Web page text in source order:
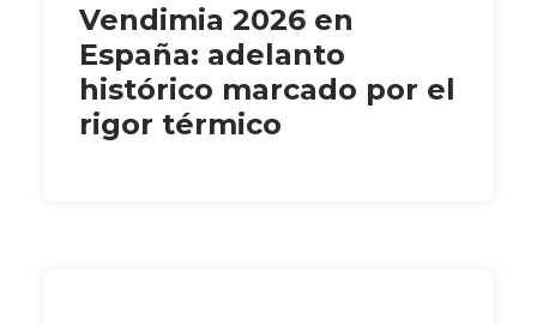
Vendimia 2026 en
España: adelanto
histórico marcado por el
rigor térmico